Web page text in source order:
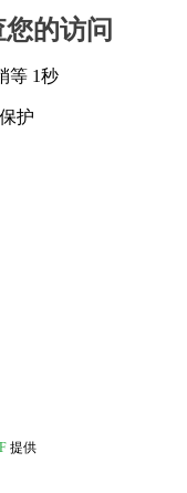
的访问
等 1秒
护
提供